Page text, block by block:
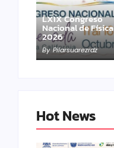
LXIX Congreso
Nacional de Física
2026
By Pilarsuarezrdz
Hot News